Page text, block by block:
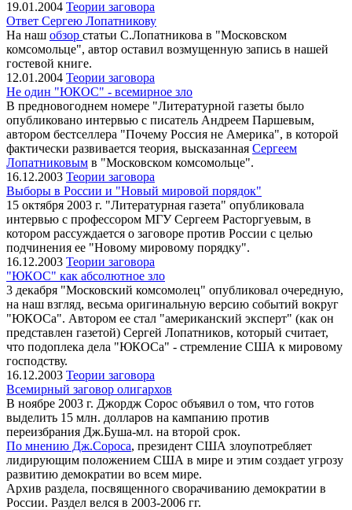
19.01.2004 Теории заговора
Ответ Сергею Лопатникову
На наш обзор статьи С.Лопатникова в "Московском
комсомольце", автор оставил возмущенную запись в нашей
гостевой книге.
12.01.2004 Теории заговора
Не один "ЮКОС" - всемирное зло
В предновогоднем номере "Литературной газеты было
опубликовано интервью с писатель Андреем Паршевым,
автором бестселлера "Почему Россия не Америка", в которой
фактически развивается теория, высказанная Сергеем
Лопатниковым в "Московском комсомольце".
16.12.2003 Теории заговора
Выборы в России и "Новый мировой порядок"
15 октября 2003 г. "Литературная газета" опубликовала
интервью с профессором МГУ Сергеем Расторгуевым, в
котором рассуждается о заговоре против России с целью
подчинения ее "Новому мировому порядку".
16.12.2003 Теории заговора
"ЮКОС" как абсолютное зло
3 декабря "Московский комсомолец" опубликовал очередную,
на наш взгляд, весьма оригинальную версию событий вокруг
"ЮКОСа". Автором ее стал "американский эксперт" (как он
представлен газетой) Сергей Лопатников, который считает,
что подоплека дела "ЮКОСа" - стремление США к мировому
господству.
16.12.2003 Теории заговора
Всемирный заговор олигархов
В ноябре 2003 г. Джордж Сорос объявил о том, что готов
выделить 15 млн. долларов на кампанию против
переизбрания Дж.Буша-мл. на второй срок.
По мнению Дж.Сороса, президент США злоупотребляет
лидирующим положением США в мире и этим создает угрозу
развитию демократии во всем мире.
Архив раздела, посвященного сворачиванию демократии в
России. Раздел велся в 2003-2006 гг.